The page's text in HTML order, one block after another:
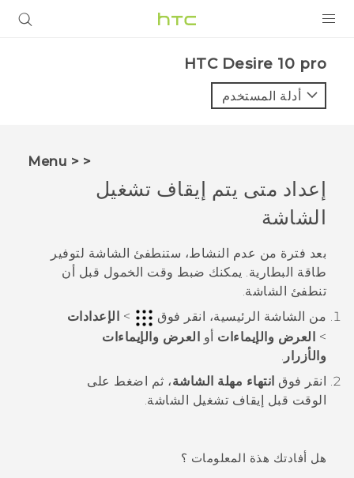
VIVE
VIVERSE
البرامج + التطبيقات
الدعم
أجهزة HTC والملحقات
HTC Desire 10 pro‎
أدلة المستخدم
< < Menu
إعداد متى يتم إيقاف تشغيل
الشاشة
بعد فترة من عدم النشاط، ستنطفئ الشاشة لتوفير
طاقة البطارية. يمكنك ضبط وقت الخمول قبل أن
تنطفئ الشاشة.
من الشاشة
الرئيسية، انقر فوق >
الإعدادات
> العرض والإيماءات أو العرض والإيماءات
والأزرار
انقر فوق انتهاء مهلة الشاشة، ثم اضغط على
الوقت قبل إيقاف تشغيل الشاشة.
هل أفادتك هذة المعلومات ؟